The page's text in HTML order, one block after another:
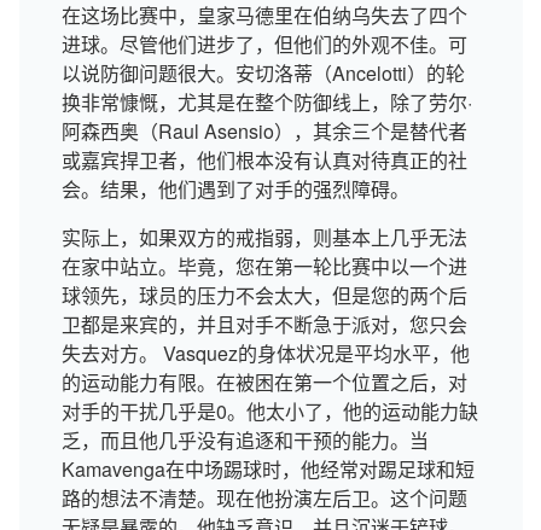
在这场比赛中，皇家马德里在伯纳乌失去了四个
进球。尽管他们进步了，但他们的外观不佳。可
以说防御问题很大。安切洛蒂（Ancelotti）的轮
换非常慷慨，尤其是在整个防御线上，除了劳尔·
阿森西奥（Raul Asensio），其余三个是替代者
或嘉宾捍卫者，他们根本没有认真对待真正的社
会。结果，他们遇到了对手的强烈障碍。
实际上，如果双方的戒指弱，则基本上几乎无法
在家中站立。毕竟，您在第一轮比赛中以一个进
球领先，球员的压力不会太大，但是您的两个后
卫都是来宾的，并且对手不断急于派对，您只会
失去对方。 Vasquez的身体状况是平均水平，他
的运动能力有限。在被困在第一个位置之后，对
对手的干扰几乎是0。他太小了，他的运动能力缺
乏，而且他几乎没有追逐和干预的能力。当
Kamavenga在中场踢球时，他经常对踢足球和短
路的想法不清楚。现在他扮演左后卫。这个问题